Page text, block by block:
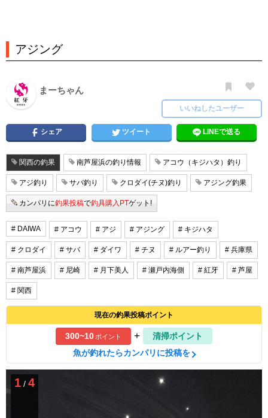
アジング
まーちゃん
いいねしたユーザー
シェア ツイート LINEで送る
関西の釣果 南芦屋浜の釣り情報 アコウ（キジハタ）釣り
アジ釣り サバ釣り クロダイ(チヌ)釣り アジング釣果
カンパリに釣果投稿で釣具購入PTゲット!
# DAIWA # アコウ # アジ # アジング # キジハタ
# クロダイ # サバ # ダイワ # チヌ # ルアー釣り # 兵庫県
# 南芦屋浜 # 尼崎 # 月下美人 # 瀬戸内海側 # 紅牙 # 芦屋
# 関西
現在の釣果投稿ポイント
300~10ポイント +
清掃ポイント
魚が釣れたらカンパリに投稿を
1 / 4